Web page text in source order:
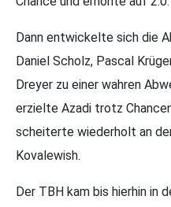
Dann entwickelte sich die
Daniel Scholz, Pascal
Dreyer zu einer wahren
erzielte Azadi trotz
scheiterte wiederholt an
Kovalewish.
Der TBH kam bis hierhin in